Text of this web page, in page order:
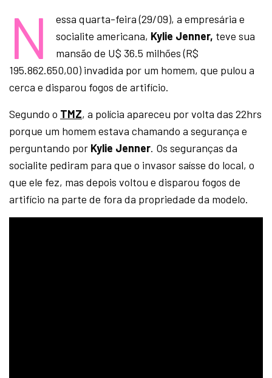
N
essa quarta-feira (29/09), a empresária e
socialite americana, Kylie Jenner, teve sua
mansão de U$ 36.5 milhões (R$
195.862.650,00) invadida por um homem, que pulou a
cerca e disparou fogos de artifício.
Segundo o TMZ, a polícia apareceu por volta das 22hrs
porque um homem estava chamando a segurança e
perguntando por Kylie Jenner. Os seguranças da
socialite pediram para que o invasor saísse do local, o
que ele fez, mas depois voltou e disparou fogos de
artifício na parte de fora da propriedade da modelo.